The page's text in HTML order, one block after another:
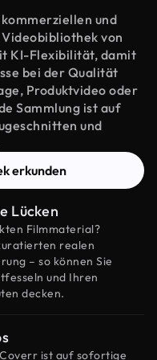
und
von
KI-Flexibilität, damit
bei der Qualität
Produktvideo oder
Sammlung ist auf
und
erkunden
Lücken
Filmmaterial?
realen
– so können Sie
und Ihren
decken.
ist auf sofortige